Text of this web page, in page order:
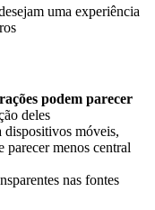
uma experiência
podem parecer
deles
dispositivos móveis,
parecer menos central
nas fontes